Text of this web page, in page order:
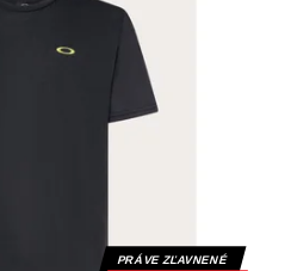
PRÁVE ZĽAVNENÉ